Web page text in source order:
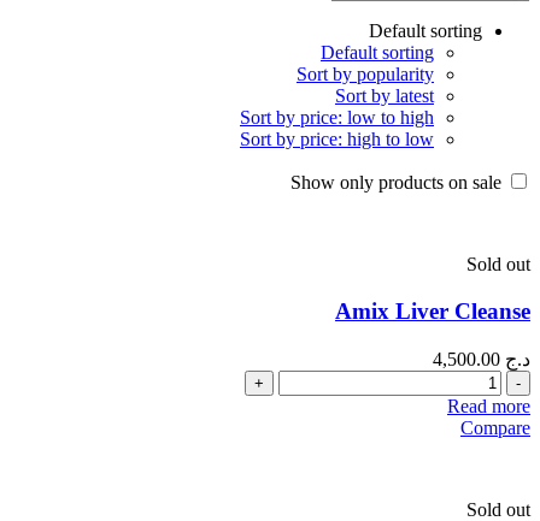
Default sorting
Default sorting
Sort by popularity
Sort by latest
Sort by price: low to high
Sort by price: high to low
Sold out
Amix Liver Cleanse
د.ج
Quantity
Read more
Compare
Sold out